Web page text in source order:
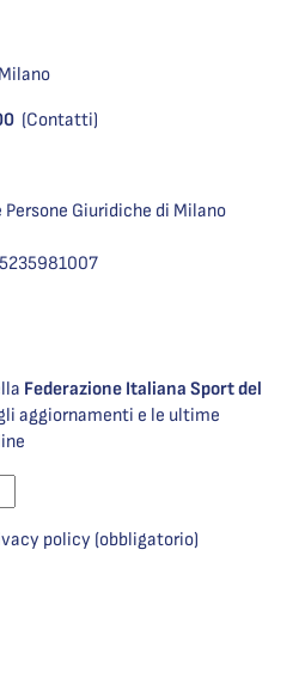
(Contatti)
Giuridiche di Milano
Federazione Italiana Sport del
aggiornamenti e le ultime
policy (obbligatorio)